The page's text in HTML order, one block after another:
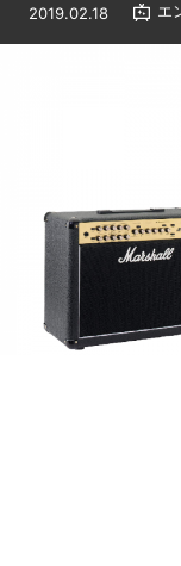
2019.02.18 エ